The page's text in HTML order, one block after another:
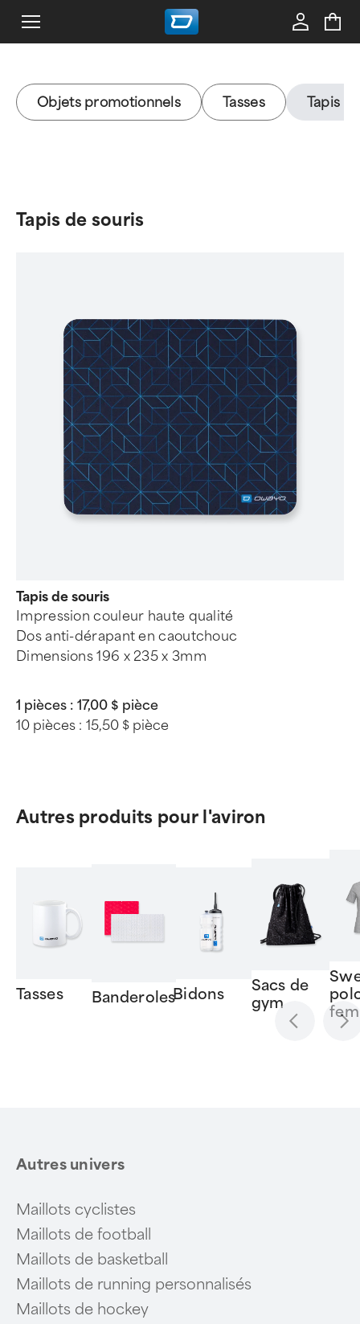
Objets promotionnels Tasses Tapis
Tapis de souris
Tapis de souris
Impression couleur haute qualité
Dos anti-dérapant en caoutchouc
Dimensions 196 x 235 x 3mm
1 pièces : 17,00 $ pièce
10 pièces : 15,50 $ pièce
Autres produits pour l'aviron
Tasses BanderolesBidons
Sacs de
gym
Autres univers
Maillots cyclistes
Maillots de football
Maillots de basketball
Maillots de running personnalisés
Maillots de hockey